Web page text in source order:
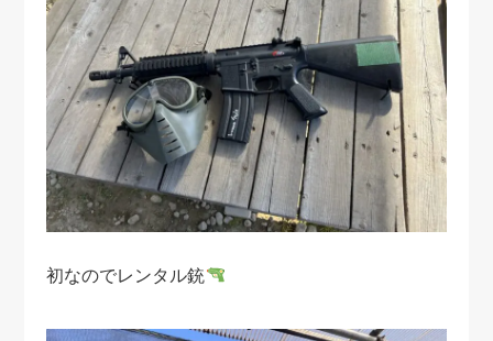
初なのでレンタル銃